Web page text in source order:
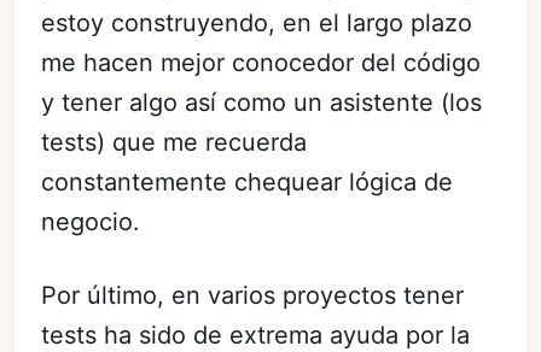
estoy construyendo, en el largo plazo
me hacen mejor conocedor del código
y tener algo así como un asistente (los
tests) que me recuerda
constantemente chequear lógica de
negocio.
Por último, en varios proyectos tener
tests ha sido de extrema ayuda por la